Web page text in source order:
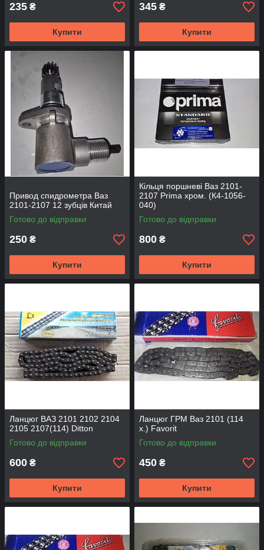
235 ₴
Купити
345 ₴
Купити
Привод спидрометра Ваз
2101-2107 12 зубців Китай
Готово до відправки
250 ₴
Купити
Кільця поршневі Ваз 2101-
2107 Prima хром. (К4-1056-
040)
Готово до відправки
800 ₴
Купити
Ланцюг ВАЗ 2101 2102 2104
2105 2107(114) Ditton
Готово до відправки
600 ₴
Купити
Ланцюг ГРМ Ваз 2101 (114
х.) Favorit
Готово до відправки
450 ₴
Купити